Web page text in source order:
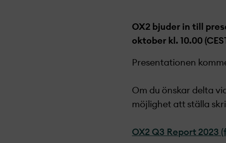
OX2 bjuder in till
oktober kl. 10.00
Presentationen
Om du önskar delta
möjlighet att ställa
OX2 Q3 Report 2023